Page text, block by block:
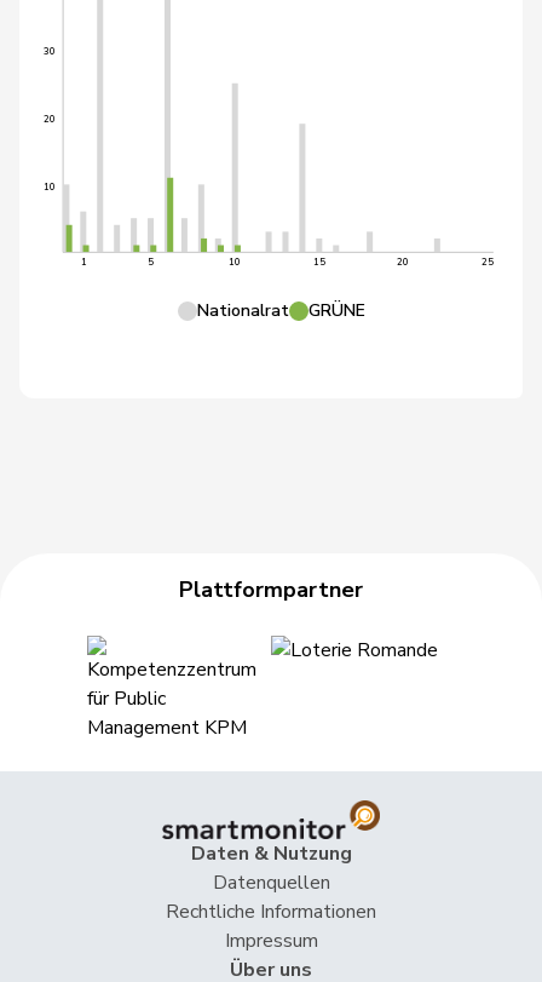
10
20
30
1 5 10 15 20 25
Nationalrat GRÜNE
Plattformpartner
Daten & Nutzung
Datenquellen
Rechtliche Informationen
Impressum
Über uns